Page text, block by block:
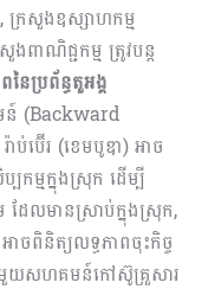
ក្រសួងឧស្សាហកម្ម
ងពាណិជ្ជកម្ម ត្រូវបន្ត
នៃប្រព័ន្ធតួអង្គ
ន៍ (Backward
ប៊ើរ (ខេមបូឌា) អាច
ម្មក្នុងស្រុក ដើម្បី
ដែលមានស្រាប់ក្នុងស្រុក,
ចពិនិត្យលទ្ធភាពចុះកិច្ច
យសហគមន៍កៅស៊ូគ្រួសារ